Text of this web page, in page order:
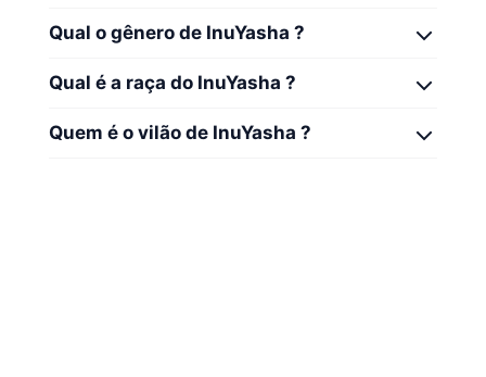
Qual o gênero de InuYasha ?
Qual é a raça do InuYasha ?
Quem é o vilão de InuYasha ?